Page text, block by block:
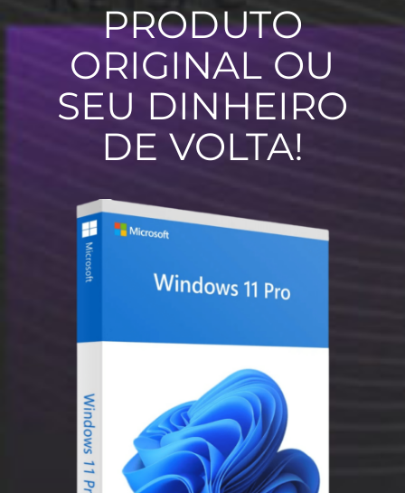
PRODUTO
ORIGINAL OU
SEU DINHEIRO
DE VOLTA!